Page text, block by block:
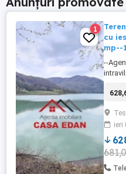
1
cu
mp--
--
vecin
--
ieri